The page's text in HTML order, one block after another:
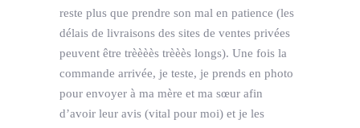
reste plus que prendre son mal en patience (les
délais de livraisons des sites de ventes privées
peuvent être trèèèès trèèès longs). Une fois la
commande arrivée, je teste, je prends en photo
pour envoyer à ma mère et ma sœur afin
d’avoir leur avis (vital pour moi) et je les